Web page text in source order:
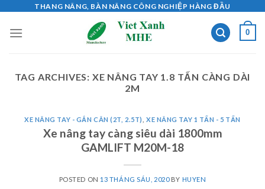
content
THANG NÂNG, BÀN NÂNG CÔNG NGHIỆP HÀNG ĐẦU
0
TAG ARCHIVES: XE NÂNG TAY 1.8 TẤN CÀNG DÀI
2M
XE NÂNG TAY - GẮN CÂN (2T, 2.5T) ,XE NÂNG TAY 1 TẤN - 5 TẤN
Xe nâng tay càng siêu dài 1800mm
GAMLIFT M20M-18
POSTED ON 13 THÁNG SÁU, 2020BY HUYEN